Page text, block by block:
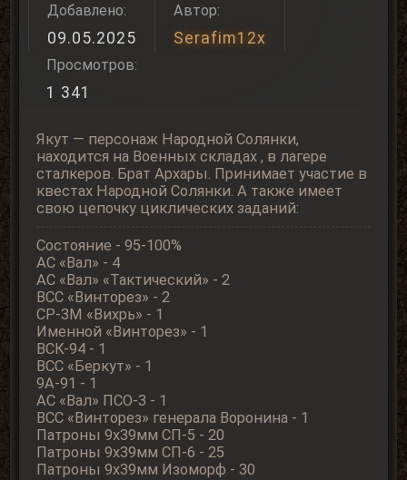
Добавлено:
09.05.2025
Автор:
Serafim12x
Просмотров:
1 341
Якут — персонаж Народной Солянки,
находится на Военных складах , в лагере
сталкеров. Брат Архары. Принимает участие в
квестах Народной Солянки. А также имеет
свою цепочку циклических заданий:
Состояние - 95-100%
АС «Вал» - 4
АС «Вал» «Тактический» - 2
ВСС «Винторез» - 2
СР-3М «Вихрь» - 1
Именной «Винторез» - 1
ВСК-94 - 1
ВСС «Беркут» - 1
9А-91 - 1
АС «Вал» ПСО-3 - 1
ВСС «Винторез» генерала Воронина - 1
Патроны 9x39мм СП-5 - 20
Патроны 9x39мм СП-6 - 25
Патроны 9x39мм Изоморф - 30